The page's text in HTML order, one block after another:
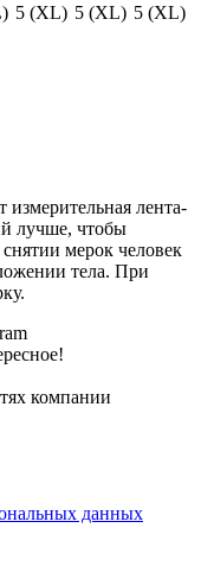
5 (XL) 5 (XL) 5 (XL)
измерительная лента-
лучше, чтобы
мерок человек
тела. При
компании
данных